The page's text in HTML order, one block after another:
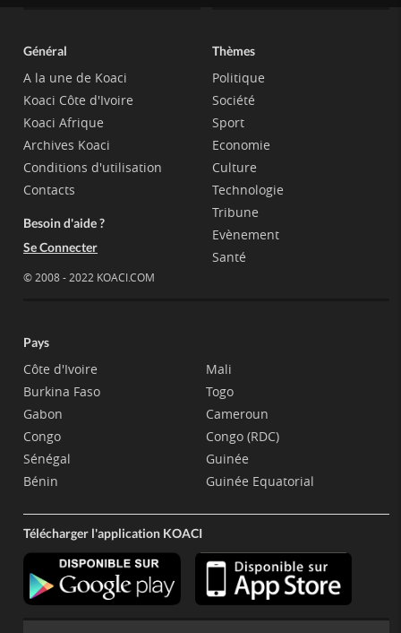
Général
A la une de Koaci
Koaci Côte d'Ivoire
Koaci Afrique
Archives Koaci
Conditions d'utilisation
Contacts
Besoin d'aide ?
Se Connecter
© 2008 - 2022 KOACI.COM
Thèmes
Politique
Société
Sport
Economie
Culture
Technologie
Tribune
Evènement
Santé
Pays
Côte d'Ivoire
Burkina Faso
Gabon
Congo
Sénégal
Bénin
Mali
Togo
Cameroun
Congo (RDC)
Guinée
Guinée Equatorial
Télécharger l'application KOACI